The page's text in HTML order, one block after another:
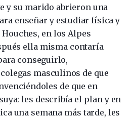
y su marido abrieron una
enseñar y estudiar física y
en los Alpes
ella misma contaría
conseguirlo,
masculinos de que
de que en
les describía el plan y en
una semana más tarde, les